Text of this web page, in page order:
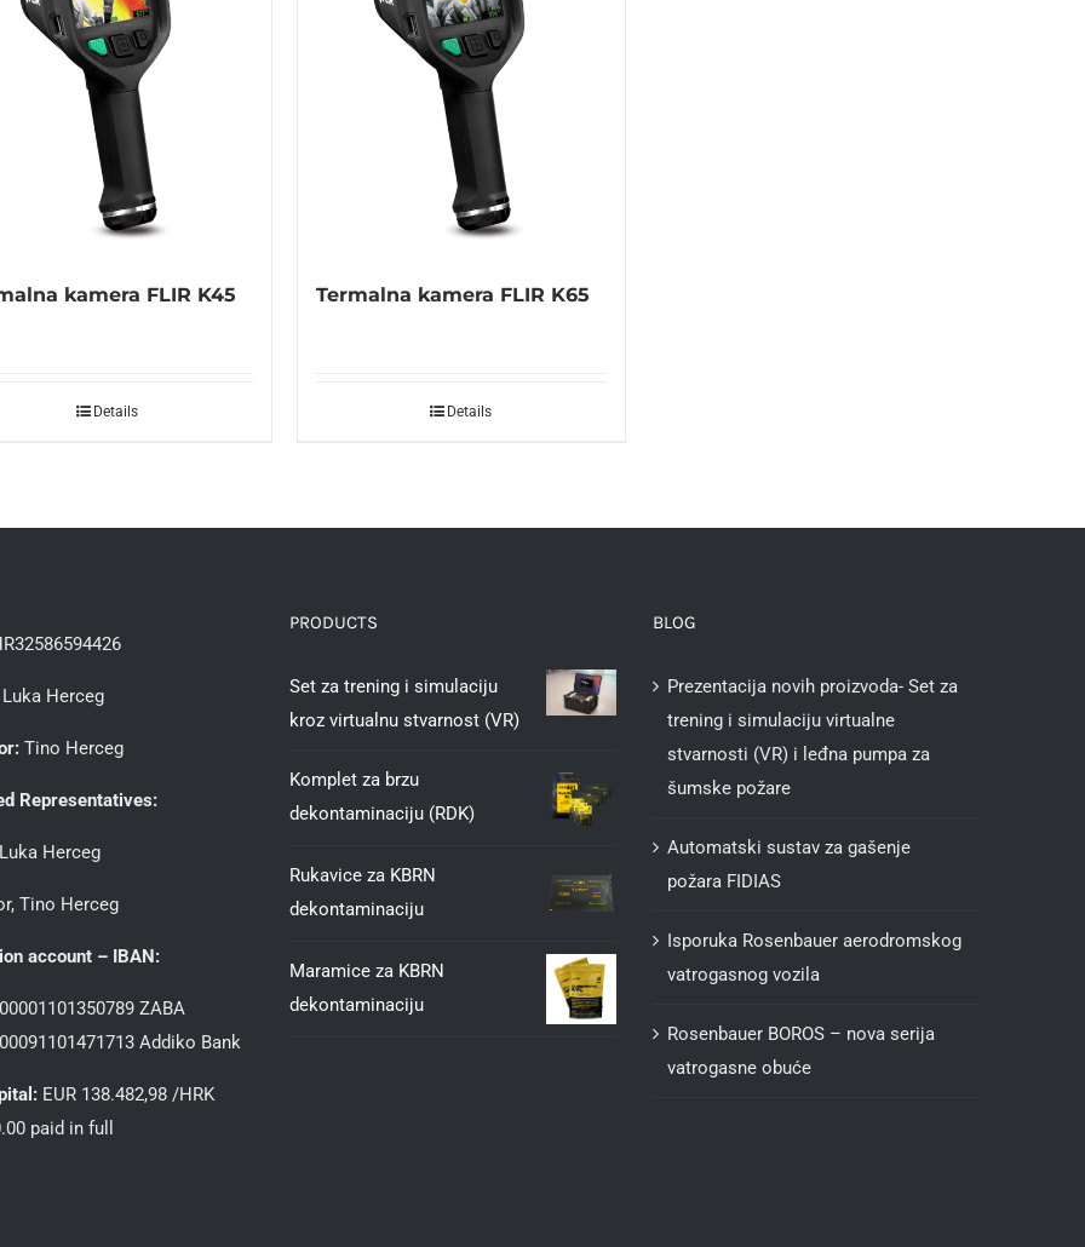
kamera FLIR K45
Details
Termalna kamera FLIR K65
Details
Herceg
Tino Herceg
Representatives:
Herceg
Tino Herceg
account – IBAN:
ZABA
Addiko Bank
EUR 138.482,98 /HRK
paid in full
PRODUCTS
Set za trening i simulaciju
kroz virtualnu stvarnost (VR)
Komplet za brzu
dekontaminaciju (RDK)
Rukavice za KBRN
dekontaminaciju
Maramice za KBRN
dekontaminaciju
BLOG
Prezentacija novih proizvoda- Set za
trening i simulaciju virtualne
stvarnosti (VR) i leđna pumpa za
šumske požare
Automatski sustav za gašenje
požara FIDIAS
Isporuka Rosenbauer aerodromskog
vatrogasnog vozila
Rosenbauer BOROS – nova serija
vatrogasne obuće